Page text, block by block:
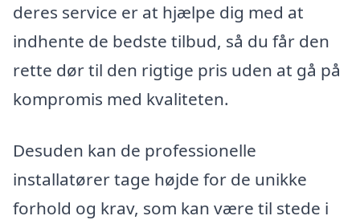
deres service er at hjælpe dig med at
indhente de bedste tilbud, så du får den
rette dør til den rigtige pris uden at gå på
kompromis med kvaliteten.
Desuden kan de professionelle
installatører tage højde for de unikke
forhold og krav, som kan være til stede i